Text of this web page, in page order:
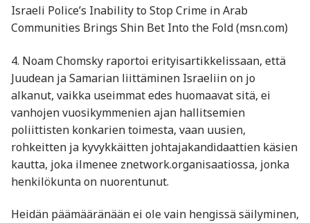
Israeli Police’s Inability to Stop Crime in Arab
Communities Brings Shin Bet Into the Fold (msn.com)
4. Noam Chomsky raportoi erityisartikkelissaan, että
Juudean ja Samarian liittäminen Israeliin on jo
alkanut, vaikka useimmat edes huomaavat sitä, ei
vanhojen vuosikymmenien ajan hallitsemien
poliittisten konkarien toimesta, vaan uusien,
rohkeitten ja kyvykkäitten johtajakandidaattien käsien
kautta, joka ilmenee znetwork.organisaatiossa, jonka
henkilökunta on nuorentunut.
Heidän päämääränään ei ole vain hengissä säilyminen,